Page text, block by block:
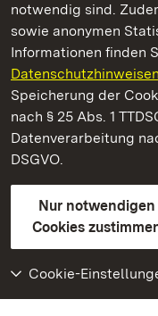
notwendig sind.
sowie anonymen
Informationen finden
Speicherung der
nach § 25 Abs. 1
Datenverarbeitung
DSGVO.
Nur notwendigen
Cookies
Cookie-
Schloss Solitude
Staatliche Schlösser
Kontakt
Gebärdensprache
Erklärung zur
BITV-konform
Weiteres